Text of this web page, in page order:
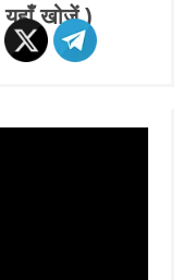
खोजें )